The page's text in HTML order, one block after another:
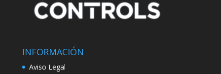
INFORMACIÓN
Aviso Legal